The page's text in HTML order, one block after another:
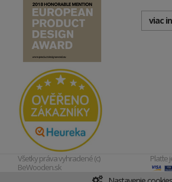
viac
Všetky práva vyhradené (c)
BeWooden.sk
Plaťte